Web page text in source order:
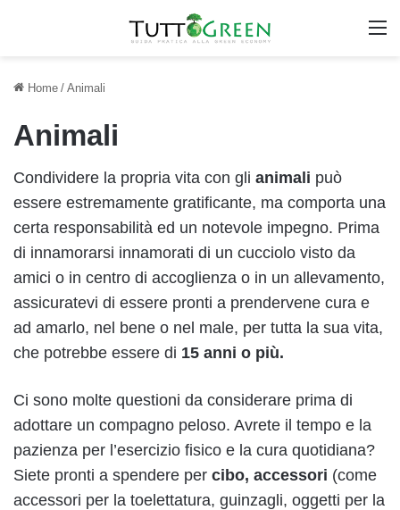
Home / Animali
Animali
Condividere la propria vita con gli animali può
essere estremamente gratificante, ma comporta una
certa responsabilità ed un notevole impegno. Prima
di innamorarsi innamorati di un cucciolo visto da
amici o in centro di accoglienza o in un allevamento,
assicuratevi di essere pronti a prendervene cura e
ad amarlo, nel bene o nel male, per tutta la sua vita,
che potrebbe essere di 15 anni o più.
Ci sono molte questioni da considerare prima di
adottare un compagno peloso. Avrete il tempo e la
pazienza per l’esercizio fisico e la cura quotidiana?
Siete pronti a spendere per cibo, accessori (come
accessori per la toelettatura, guinzagli, oggetti per la